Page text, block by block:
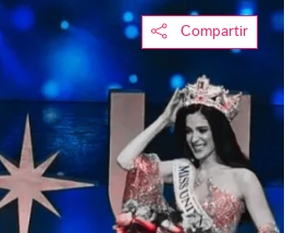
Compartir